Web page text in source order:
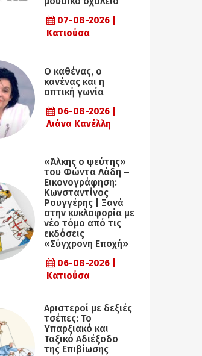
07-08-2026 |
Κατιούσα
Ο καθένας, ο
κανένας και η
οπτική γωνία
06-08-2026 |
Λιάνα Κανέλλη
«Άλκης ο ψεύτης»
του Φώντα Λάδη –
Εικονογράφηση:
Κωνσταντίνος
Ρουγγέρης | Ξανά
στην κυκλοφορία με
νέο τόμο από τις
εκδόσεις
«Σύγχρονη Εποχή»
06-08-2026 |
Κατιούσα
Αριστεροί με δεξιές
τσέπες: Το
Υπαρξιακό και
Ταξικό Αδιέξοδο
της Επιβίωσης